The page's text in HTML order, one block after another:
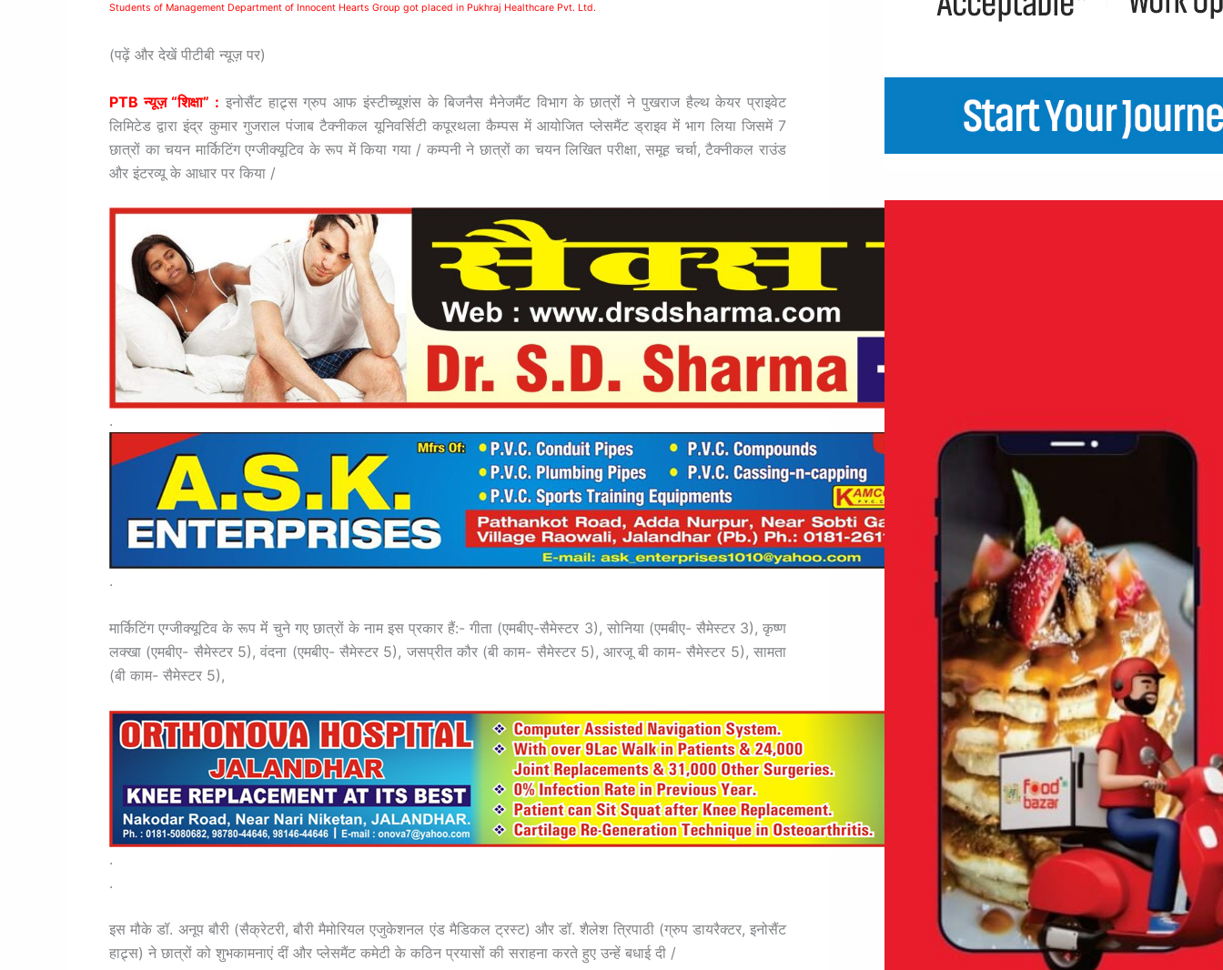
Students of Management Department of Innocent Hearts Group got placed in Pukhraj Healthcare Pvt. Ltd.
(पढ़ें और देखें पीटीबी न्यूज़ पर)
PTB न्यूज़ “शिक्षा” : इनोसैंट हाट्र्स ग्रुप आफ इंस्टीच्यूशंस के बिजनैस मैनेजमैंट विभाग के छात्रोंं ने पुखराज हैल्थ केयर प्राइवेट
लिमिटेड द्वारा इंद्र कुमार गुजराल पंजाब टैक्नीकल यूनिवर्सिटी कपूरथला कैम्पस में आयोजित प्लेसमैंट ड्राइव मेंं भाग लिया जिसमें 7
छात्रों का चयन मार्किटिंग एग्जीक्यूटिव के रूप में किया गया / कम्पनी ने छात्रों का चयन लिखित परीक्षा, समूह चर्चा, टैक्नीकल राउंड
और इंटरव्यू के आधार पर किया /
.
.
मार्किटिंग एग्जीक्यूटिव के रूप मेंं चुने गए छात्रों के नाम इस प्रकार हैं:- गीता (एमबीए-सैमेस्टर 3), सोनिया (एमबीए- सैमेस्टर 3), कृष्ण
लक्खा (एमबीए- सैमेस्टर 5), वंदना (एमबीए- सैमेस्टर 5), जसप्रीत कौर (बी काम- सैमेस्टर 5), आरजू बी काम- सैमेस्टर 5), सामता
(बी काम- सैमेस्टर 5),
.
.
इस मौके डॉ. अनूप बौरी (सैक्रेटरी, बौरी मैमोरियल एजुकेशनल एंड मैडिकल ट्रस्ट) और डॉ. शैलेश त्रिपाठी (ग्रुप डायरैक्टर, इनोसैंट
हाट्र्स) ने छात्रों को शुभकामनाएं दीं और प्लेसमैंट कमेटी के कठिन प्रयासों की सराहना करते हुए उन्हें बधाई दी /